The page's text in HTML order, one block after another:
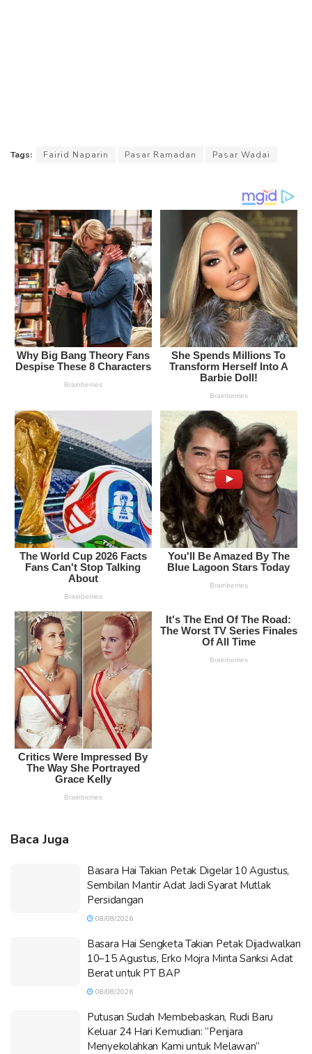
Tags: Fairid Naparin Pasar Ramadan Pasar Wadai
Baca Juga
Basara Hai Takian Petak Digelar 10 Agustus,
Sembilan Mantir Adat Jadi Syarat Mutlak
Persidangan
08/08/2026
Basara Hai Sengketa Takian Petak Dijadwalkan
10–15 Agustus, Erko Mojra Minta Sanksi Adat
Berat untuk PT BAP
08/08/2026
Putusan Sudah Membebaskan, Rudi Baru
Keluar 24 Hari Kemudian: “Penjara
Menyekolahkan Kami untuk Melawan”